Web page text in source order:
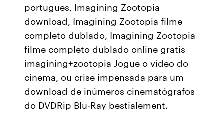
portugues, Imagining Zootopia
download, Imagining Zootopia filme
completo dublado, Imagining Zootopia
filme completo dublado online gratis
imagining+zootopia Jogue o vídeo do
cinema, ou crise impensada para um
download de inúmeros cinematógrafos
do DVDRip Blu-Ray bestialement.